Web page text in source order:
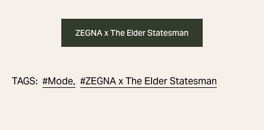
ZEGNA x The Elder Statesman
TAGS: #Mode, #ZEGNA x The Elder Statesman